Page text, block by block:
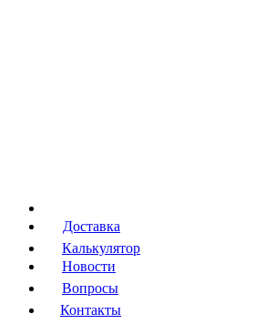
Доставка
Калькулятор
Новости
Вопросы
Контакты